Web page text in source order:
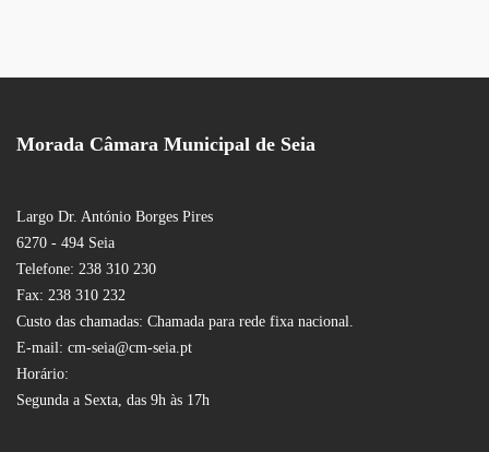
Morada Câmara Municipal de Seia
Largo Dr. António Borges Pires
6270 - 494 Seia
Telefone: 238 310 230
Fax: 238 310 232
Custo das chamadas: Chamada para rede fixa nacional.
E-mail: cm-seia@cm-seia.pt
Horário:
Segunda a Sexta, das 9h às 17h